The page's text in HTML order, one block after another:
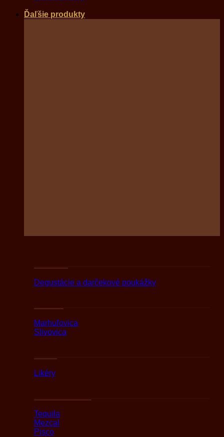
Ďaľšie produkty
Degustácie a darčekové poukážky
Marhuľovica
Slivovica
Likéry
Tequila
Mezcal
Pisco